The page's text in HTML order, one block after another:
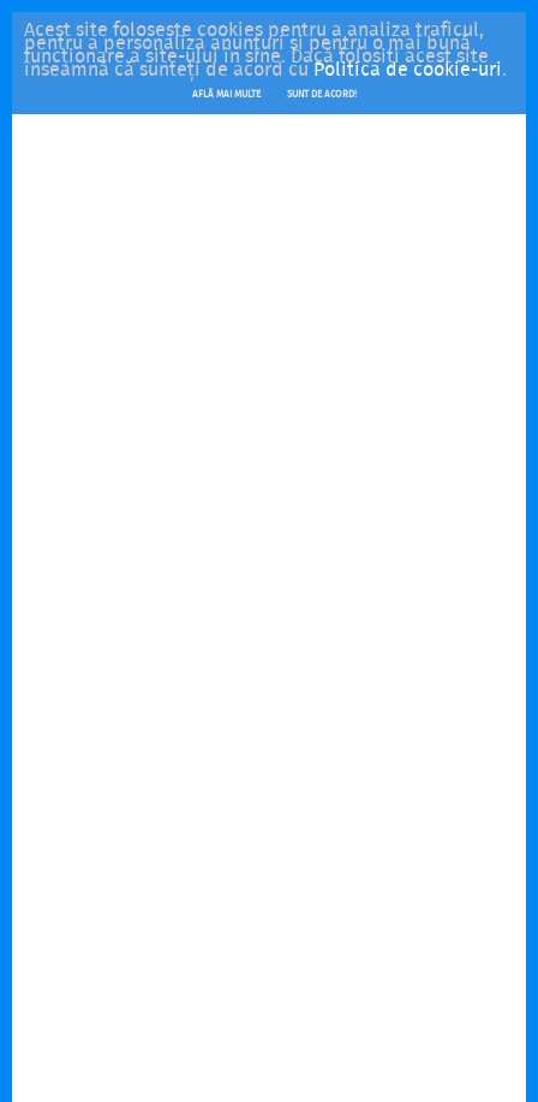
Acest site folosește cookies pentru a analiza traficul,
pentru a personaliza anunțuri și pentru o mai bună
funcționare a site-ului în sine. Dacă folosiți acest site
înseamnă că sunteți de acord cuPolitica de cookie-uri.
AFLĂ MAI MULTE SUNT DE ACORD!